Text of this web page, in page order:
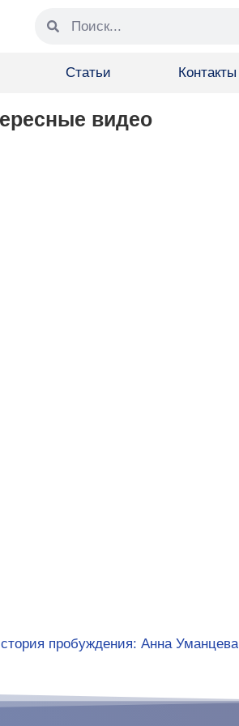
Статьи Контакты
видео
пробуждения: Анна Уманцева